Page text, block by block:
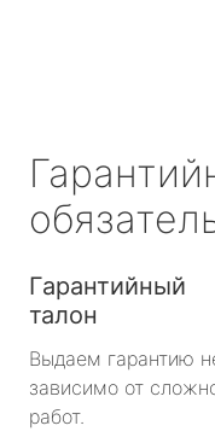
Гарантийный
талон
Выдаем гарантию
зависимо от
работ.